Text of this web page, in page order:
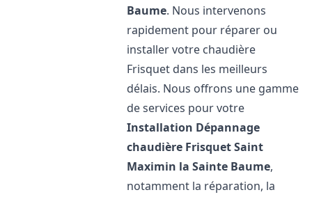
Baume. Nous intervenons
rapidement pour réparer ou
installer votre chaudière
Frisquet dans les meilleurs
délais. Nous offrons une gamme
de services pour votre
Installation Dépannage
chaudière FrisquetSaint
Maximin la Sainte Baume,
notamment la réparation, la